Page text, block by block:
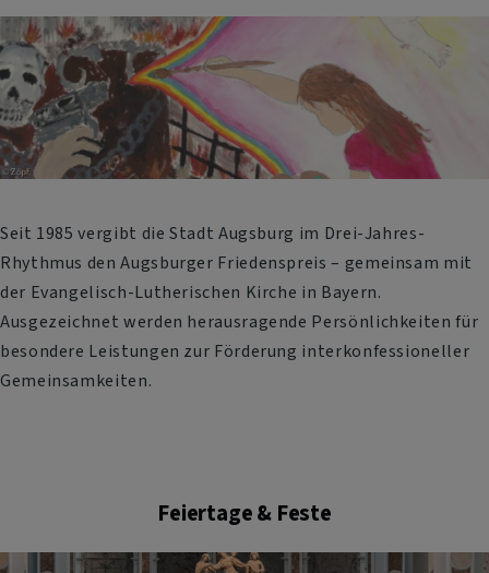
Seit 1985 vergibt die Stadt Augsburg im Drei-Jahres-
Rhythmus den Augsburger Friedenspreis – gemeinsam mit
der Evangelisch-Lutherischen Kirche in Bayern.
Ausgezeichnet werden herausragende Persönlichkeiten für
besondere Leistungen zur Förderung interkonfessioneller
Gemeinsamkeiten.
Feiertage & Feste